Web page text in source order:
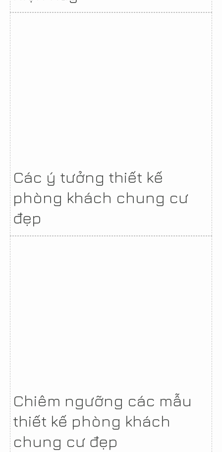
Các ý tưởng thiết kế
phòng khách chung cư
đẹp
Chiêm ngưỡng các mẫu
thiết kế phòng khách
chung cư đẹp